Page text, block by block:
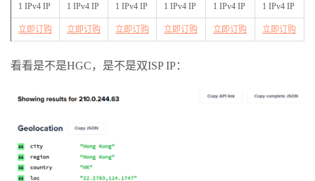
1 IPv4 IP 1 IPv4 IP 1 IPv4 IP 1 IPv4 IP 1 IPv4 IP 1 IPv4 IP
立即订购 立即订购 立即订购 立即订购 立即订购 立即订购
看看是不是HGC，是不是双ISP IP：